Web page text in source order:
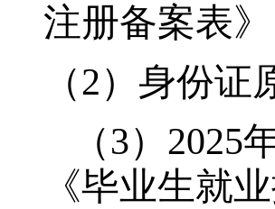
注册备案表》
（2） 身份证
（3）2025
《毕业生就